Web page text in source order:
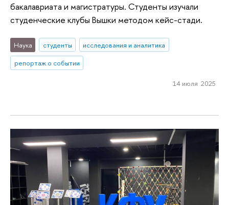
бакалавриата и магистратуры. Студенты изучали
студенческие клубы Вышки методом кейс-стади.
Наука студенты
исследования и аналитика
репортаж о событии
14 июля 2025